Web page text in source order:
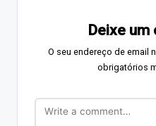
Deixe um
O seu endereço de email
obrigatórios